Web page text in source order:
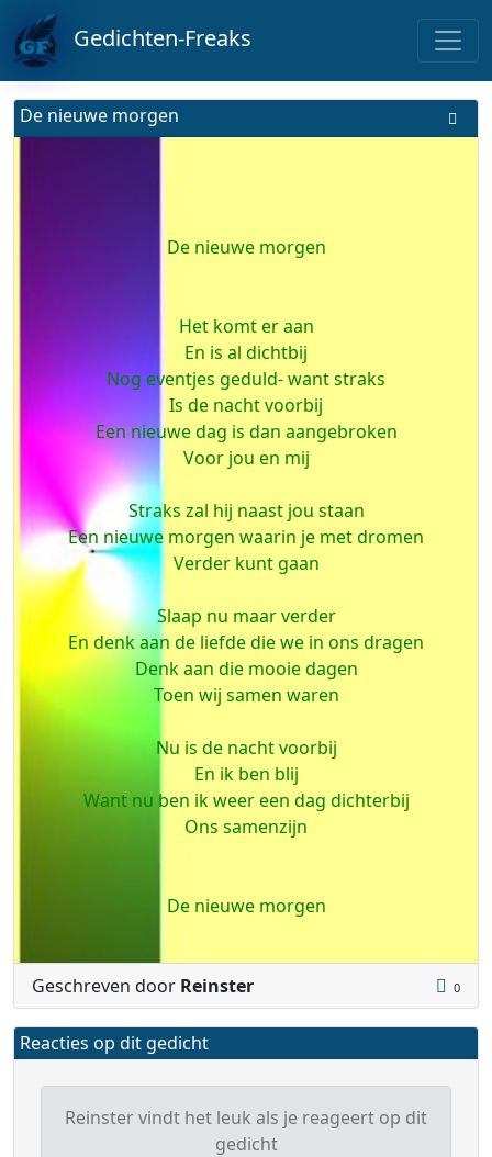
Gedichten-Freaks
De nieuwe morgen
De nieuwe morgen
Het komt er aan
En is al dichtbij
Nog eventjes geduld- want straks
Is de nacht voorbij
Een nieuwe dag is dan aangebroken
Voor jou en mij
Straks zal hij naast jou staan
Een nieuwe morgen waarin je met dromen
Verder kunt gaan
Slaap nu maar verder
En denk aan de liefde die we in ons dragen
Denk aan die mooie dagen
Toen wij samen waren
Nu is de nacht voorbij
En ik ben blij
Want nu ben ik weer een dag dichterbij
Ons samenzijn
De nieuwe morgen
Geschreven door Reinster 0
Reacties op dit gedicht
Reinster vindt het leuk als je reageert op dit
gedicht